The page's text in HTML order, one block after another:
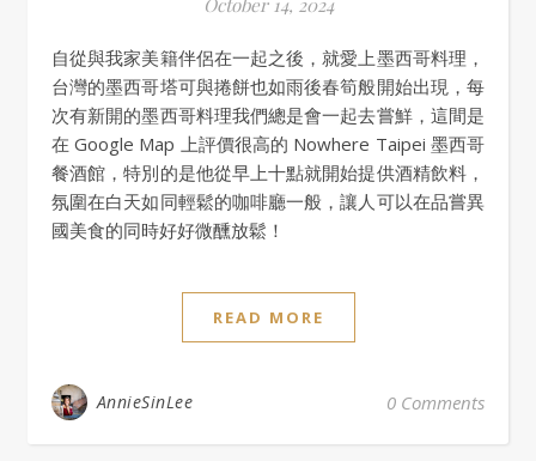
October 14, 2024
自從與我家美籍伴侶在一起之後，就愛上墨西哥料理，
台灣的墨西哥塔可與捲餅也如雨後春筍般開始出現，每
次有新開的墨西哥料理我們總是會一起去嘗鮮，這間是
在 Google Map 上評價很高的 Nowhere Taipei 墨西哥
餐酒館，特別的是他從早上十點就開始提供酒精飲料，
氛圍在白天如同輕鬆的咖啡廳一般，讓人可以在品嘗異
國美食的同時好好微醺放鬆！
READ MORE
AnnieSinLee 0 Comments